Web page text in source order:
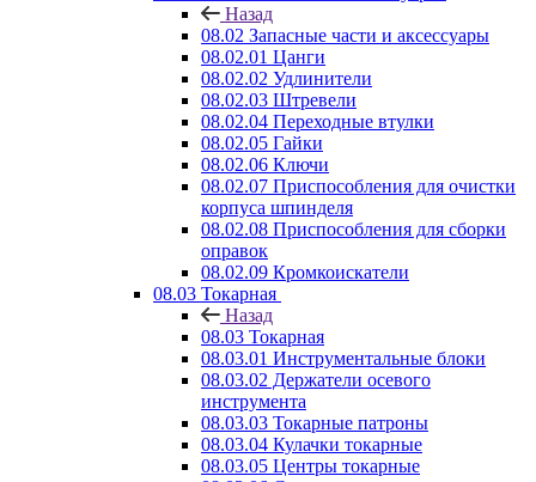
Назад
08.02 Запасные части и аксессуары
08.02.01 Цанги
08.02.02 Удлинители
08.02.03 Штревели
08.02.04 Переходные втулки
08.02.05 Гайки
08.02.06 Ключи
08.02.07 Приспособления для очистки
корпуса шпинделя
08.02.08 Приспособления для сборки
оправок
08.02.09 Кромкоискатели
08.03 Токарная
Назад
08.03 Токарная
08.03.01 Инструментальные блоки
08.03.02 Держатели осевого
инструмента
08.03.03 Токарные патроны
08.03.04 Кулачки токарные
08.03.05 Центры токарные